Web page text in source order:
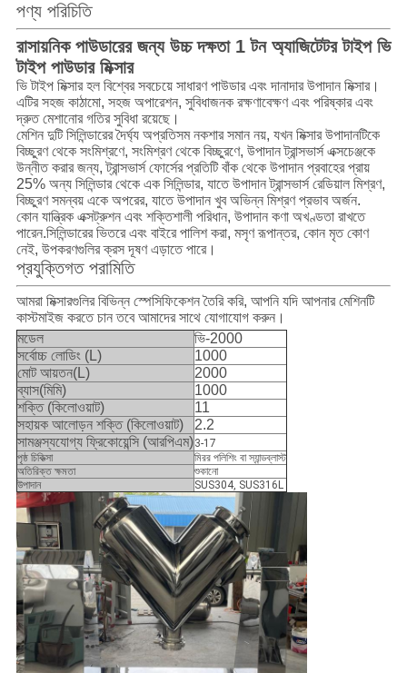
পণ্য পরিচিতি
রাসায়নিক পাউডারের জন্য উচ্চ দক্ষতা 1 টন অ্যাজিটেটর টাইপ ভি
টাইপ পাউডার মিক্সার
ভি টাইপ মিক্সার হল বিশ্বের সবচেয়ে সাধারণ পাউডার এবং দানাদার উপাদান মিক্সার।
এটির সহজ কাঠামো, সহজ অপারেশন, সুবিধাজনক রক্ষণাবেক্ষণ এবং পরিষ্কার এবং
দ্রুত মেশানোর গতির সুবিধা রয়েছে।
মেশিন দুটি সিলিন্ডারের দৈর্ঘ্য অপ্রতিসম নকশার সমান নয়, যখন মিক্সার উপাদানটিকে
বিচ্ছুরণ থেকে সংমিশ্রণে, সংমিশ্রণ থেকে বিচ্ছুরণে, উপাদান ট্রান্সভার্স এক্সচেঞ্জকে
উন্নীত করার জন্য, ট্রান্সভার্স ফোর্সের প্রতিটি বাঁক থেকে উপাদান প্রবাহের প্রায়
25% অন্য সিলিন্ডার থেকে এক সিলিন্ডার, যাতে উপাদান ট্রান্সভার্স রেডিয়াল মিশ্রণ,
বিচ্ছুরণ সমন্বয় একে অপরের, যাতে উপাদান খুব অভিন্ন মিশ্রণ প্রভাব অর্জন.
কোন যান্ত্রিক এক্সট্রুশন এবং শক্তিশালী পরিধান, উপাদান কণা অখণ্ডতা রাখতে
পারেন.সিলিন্ডারের ভিতরে এবং বাইরে পালিশ করা, মসৃণ রূপান্তর, কোন মৃত কোণ
নেই, উপকরণগুলির ক্রস দূষণ এড়াতে পারে।
প্রযুক্তিগত পরামিতি
আমরা মিক্সারগুলির বিভিন্ন স্পেসিফিকেশন তৈরি করি, আপনি যদি আপনার মেশিনটি
কাস্টমাইজ করতে চান তবে আমাদের সাথে যোগাযোগ করুন।
মডেল
ভি-2000
সর্বোচ্চ লোডিং (L)
1000
মোট আয়তন(L)
2000
ব্যাস(মিমি)
1000
শক্তি (কিলোওয়াট)
11
সহায়ক আলোড়ন শক্তি (কিলোওয়াট)
2.2
সামঞ্জস্যযোগ্য ফ্রিকোয়েন্সি (আরপিএম)3-17
পৃষ্ঠ চিকিত্সা
মিরর পলিশিং বা স্যান্ডব্লাস্ট
অতিরিক্ত ক্ষমতা
শুকানো
উপাদান
SUS304, SUS316L